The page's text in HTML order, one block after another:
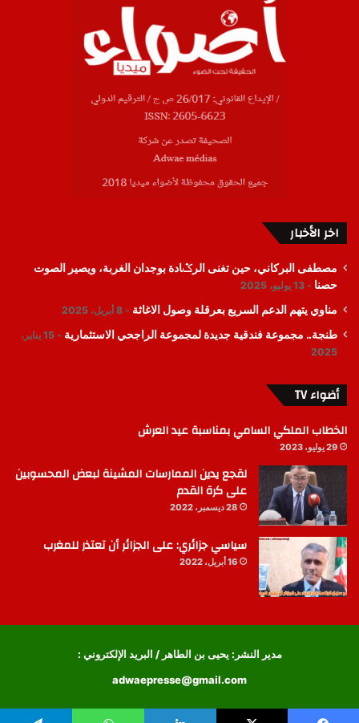
اخر الأخبار
مصطفى البركاني، حين تغنى الرݣادة بوجدان الغربة، ويصير الصوت
حصنا
13 يوليو، 2025
مناوي يتهم الدعم السريع بعرقلة وصول الاغاثة 8 أبريل، 2025
طنجة.. مجموعة فندقية جديدة لمجموعة الراجحي الاستثمارية
15 يناير،
2025
أضواء TV
الخطاب الملكي السامي بمناسبة عيد العرش
29 يوليو، 2023
لقجع يدين الممارسات المشينة لبعض المحسوبين
على كرة القدم
28 ديسمبر، 2022
سياسي جزائري: على الجزائر أن تعتذر للمغرب
16 أبريل، 2022
مدير النشر: يحيى بن الطاهر / البريد الإلكتروني :
adwaepresse@gmail.com